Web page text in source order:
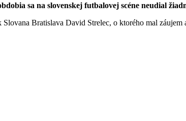
sa na slovenskej futbalovej scéne neudial
Bratislava David Strelec, o ktorého mal